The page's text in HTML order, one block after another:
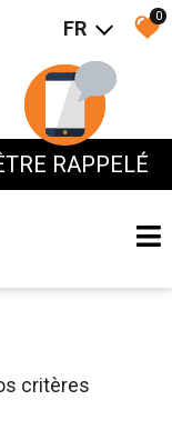
FR
0
RAPPELÉ
RAPPELÉ
critères